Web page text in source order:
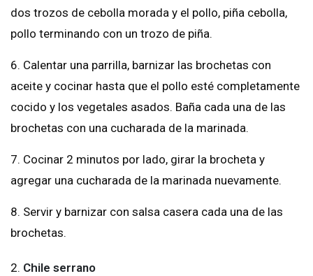
dos trozos de cebolla morada y el pollo, piña cebolla,
pollo terminando con un trozo de piña.
6. Calentar una parrilla, barnizar las brochetas con
aceite y cocinar hasta que el pollo esté completamente
cocido y los vegetales asados. Baña cada una de las
brochetas con una cucharada de la marinada.
7. Cocinar 2 minutos por lado, girar la brocheta y
agregar una cucharada de la marinada nuevamente.
8. Servir y barnizar con salsa casera cada una de las
brochetas.
2. Chile serrano